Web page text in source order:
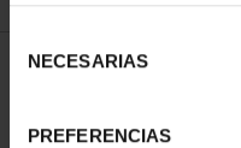
NECESARIAS
PREFERENCIAS
1 Productos encontrados